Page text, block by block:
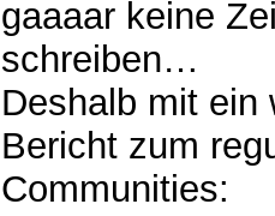
gaaaar keine
schreiben…
Deshalb mit ein
Bericht zum
Communities: